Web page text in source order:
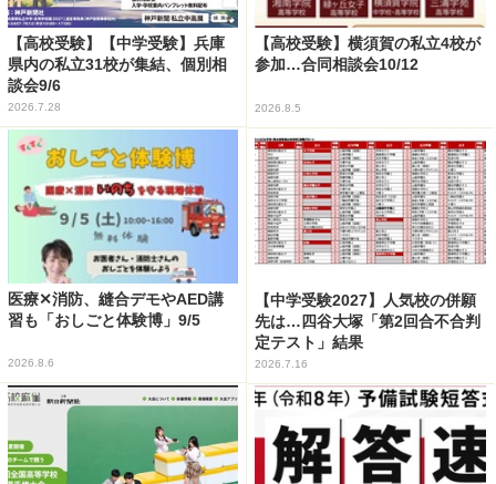
【高校受験】【中学受験】兵庫
県内の私立31校が集結、個別相
談会9/6
2026.7.28
【高校受験】横須賀の私立4校が
参加…合同相談会10/12
2026.8.5
医療✕消防、縫合デモやAED講
習も「おしごと体験博」9/5
2026.8.6
【中学受験2027】人気校の併願
先は…四谷大塚「第2回合不合判
定テスト」結果
2026.7.16